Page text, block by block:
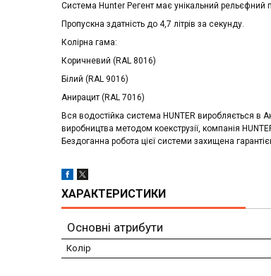
Система Hunter Регент має унікальний рельєфний
Пропускна здатність до 4,7 літрів за секунду.
Колірна гама:
Коричневий (RAL 8016)
Білий (RAL 9016)
Анирацит (RAL 7016)
Вся водостійка система HUNTER виробляється в
виробництва методом коекструзії, компанія
Бездоганна робота цієї системи захищена
ХАРАКТЕРИСТИКИ
Основні атрибути
Колір